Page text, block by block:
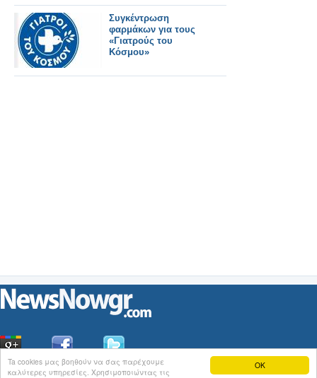
OK
Ta cookies μας βοηθούν να σας παρέχουμε
καλύτερες υπηρεσίες. Χρησιμοποιώντας τις
Συγκέντρωση
φαρμάκων για τους
«Γιατρούς του
Κόσμου»